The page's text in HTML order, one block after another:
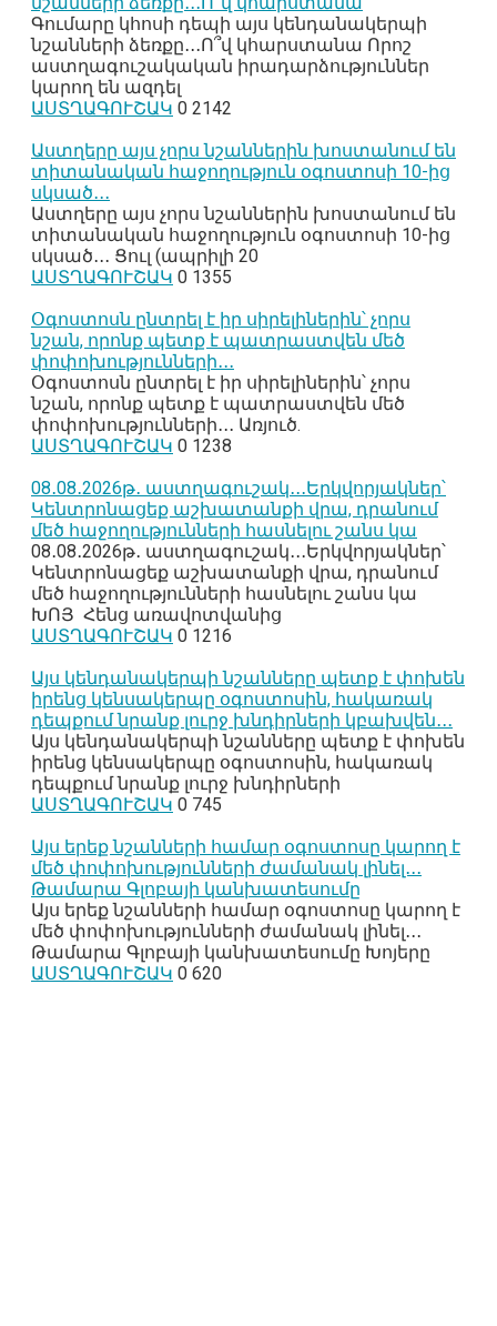
Գումարը կհոսի դեպի այս կենդանակերպի
նշանների ձեռքը․․․Ո՞վ կհարստանա Որոշ
աստղագուշակական իրադարձություններ
կարող են ազդել
ԱՍՏՂԱԳՈՒՇԱԿ 0 2142
Աստղերը այս չորս նշաններին խոստանում են
տիտանական հաջողություն օգոստոսի 10-ից
սկսած․․․
Աստղերը այս չորս նշաններին խոստանում են
տիտանական հաջողություն օգոստոսի 10-ից
սկսած․․․ Ցուլ (ապրիլի 20
ԱՍՏՂԱԳՈՒՇԱԿ 0 1355
Օգոստոսն ընտրել է իր սիրելիներին՝ չորս
նշան, որոնք պետք է պատրաստվեն մեծ
փոփոխությունների․․․
Օգոստոսն ընտրել է իր սիրելիներին՝ չորս
նշան, որոնք պետք է պատրաստվեն մեծ
փոփոխությունների․․․ Առյուծ.
ԱՍՏՂԱԳՈՒՇԱԿ 0 1238
08․08․2026թ․ աստղագուշակ․․․Երկվորյակներ՝
Կենտրոնացեք աշխատանքի վրա, դրանում
մեծ հաջողությունների հասնելու շանս կա
08․08․2026թ․ աստղագուշակ․․․Երկվորյակներ՝
Կենտրոնացեք աշխատանքի վրա, դրանում
մեծ հաջողությունների հասնելու շանս կա
ԽՈՅ Հենց առավոտվանից
ԱՍՏՂԱԳՈՒՇԱԿ 0 1216
Այս կենդանակերպի նշանները պետք է փոխեն
իրենց կենսակերպը օգոստոսին, հակառակ
դեպքում նրանք լուրջ խնդիրների կբախվեն․․․
Այս կենդանակերպի նշանները պետք է փոխեն
իրենց կենսակերպը օգոստոսին, հակառակ
դեպքում նրանք լուրջ խնդիրների
ԱՍՏՂԱԳՈՒՇԱԿ 0 745
Այս երեք նշանների համար օգոստոսը կարող է
մեծ փոփոխությունների ժամանակ լինել․․․
Թամարա Գլոբայի կանխատեսումը
Այս երեք նշանների համար օգոստոսը կարող է
մեծ փոփոխությունների ժամանակ լինել․․․
Թամարա Գլոբայի կանխատեսումը Խոյերը
ԱՍՏՂԱԳՈՒՇԱԿ 0 620